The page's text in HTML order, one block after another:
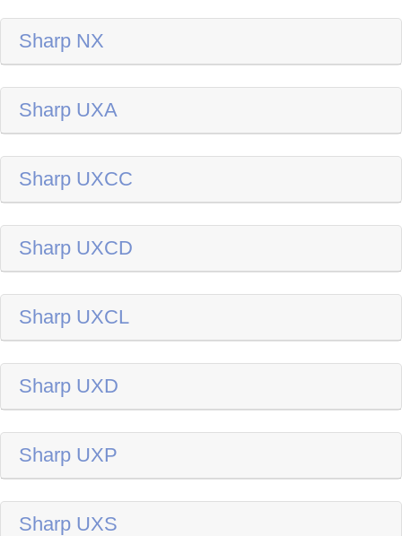
Sharp NX
Sharp UXA
Sharp UXCC
Sharp UXCD
Sharp UXCL
Sharp UXD
Sharp UXP
Sharp UXS